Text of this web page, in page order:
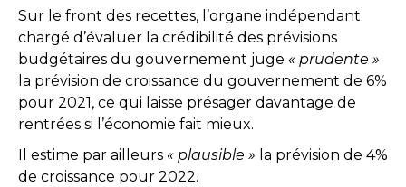
Sur le front des recettes, l’organe indépendant
chargé d’évaluer la crédibilité des prévisions
budgétaires du gouvernement juge « prudente »
la prévision de croissance du gouvernement de 6%
pour 2021, ce qui laisse présager davantage de
rentrées si l’économie fait mieux.
Il estime par ailleurs « plausible » la prévision de 4%
de croissance pour 2022.